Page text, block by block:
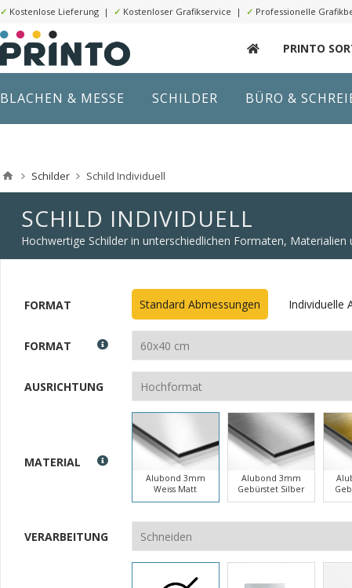
✓ Kostenlose Lieferung | ✓ Kostenloser Grafikservice | ✓ Professionelle
PRINTO
BLACHEN & MESSE SCHILDER BÜRO &
Schilder Schild Individuell
SCHILD INDIVIDUELL
Hochwertige Schilder in unterschiedlichen Formaten,
FORMAT Standard Abmessungen Individuelle
FORMAT
AUSRICHTUNG
MATERIAL
Alubond 3mm
Weiss Matt
Alubond 3mm
Gebürstet Silber
VERARBEITUNG